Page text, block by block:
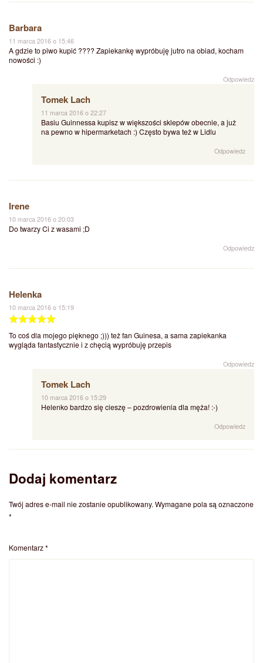
Barbara
11 marca 2016 o 15:46
A gdzie to piwo kupić ???? Zapiekankę wypróbuję jutro na obiad, kocham
nowości :)
Odpowiedz
Tomek Lach
11 marca 2016 o 22:27
Basiu Guinnessa kupisz w większości sklepów obecnie, a już
na pewno w hipermarketach :) Często bywa też w Lidlu
Odpowiedz
Irene
10 marca 2016 o 20:03
Do twarzy Ci z wasami ;D
Odpowiedz
Helenka
10 marca 2016 o 15:19
To coś dla mojego pięknego ;))) też fan Guinesa, a sama zapiekanka
wygląda fantastycznie i z chęcią wypróbuję przepis
Odpowiedz
Tomek Lach
10 marca 2016 o 15:29
Helenko bardzo się cieszę – pozdrowienia dla męża! :-)
Odpowiedz
Dodaj komentarz
Twój adres e-mail nie zostanie opublikowany. Wymagane pola są oznaczone
*
Komentarz*